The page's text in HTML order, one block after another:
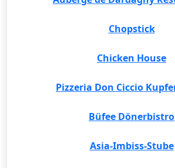
Chopstick
Chicken House
Pizzeria Don Ciccio
Büfee Dönerbistro
Asia-Imbiss-Stube